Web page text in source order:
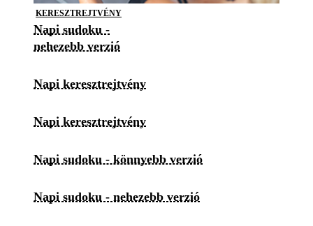
KERESZTREJTVÉNY
Napi sudoku -
nehezebb verzió
Napi keresztrejtvény
Napi keresztrejtvény
Napi sudoku - könnyebb verzió
Napi sudoku - nehezebb verzió